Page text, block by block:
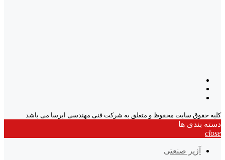
کلیه حقوق سایت محفوظ و متعلق به شرکت فنی مهندسی ایرسا می باشد
دسته بندی ها
close
آژیر صنعتی